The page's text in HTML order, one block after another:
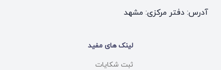
آدرس: دفتر مرکزی: مشهد
لینک های مفید
ثبت شکایات